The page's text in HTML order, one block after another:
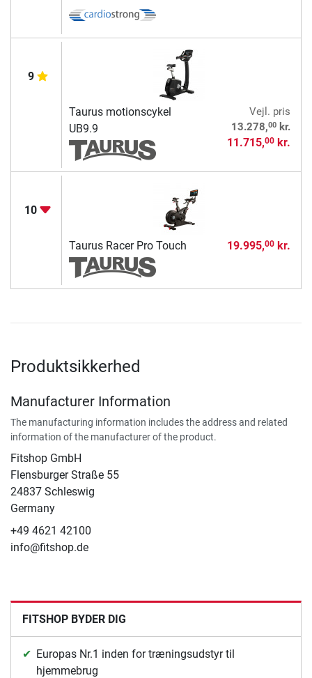
9
Taurus motionscykel
UB9.9
Vejl. pris
13.278,00kr.
11.715,00kr.
10
Taurus Racer Pro Touch 19.995,00kr.
Produktsikkerhed
Manufacturer Information
The manufacturing information includes the address and related
information of the manufacturer of the product.
Fitshop GmbH
Flensburger Straße 55
24837 Schleswig
Germany
+49 4621 42100
info@fitshop.de
FITSHOP BYDER DIG
Europas Nr.1 inden for træningsudstyr til
hjemmebrug